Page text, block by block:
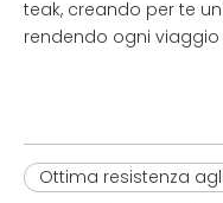
teak, creando per te
rendendo ogni
Ottima resistenza